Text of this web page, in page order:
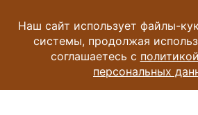
Наш сайт использует файлы-
системы, продолжая
соглашаетесь с
персональных